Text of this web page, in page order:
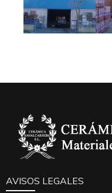
AVISOS LEGALES